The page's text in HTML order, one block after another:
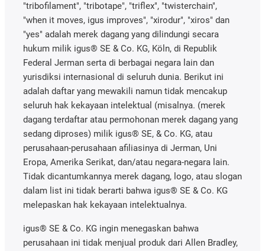
"tribofilament", "tribotape", "triflex", "twisterchain",
"when it moves, igus improves", "xirodur", "xiros" dan
"yes" adalah merek dagang yang dilindungi secara
hukum milik igus® SE & Co. KG, Köln, di Republik
Federal Jerman serta di berbagai negara lain dan
yurisdiksi internasional di seluruh dunia. Berikut ini
adalah daftar yang mewakili namun tidak mencakup
seluruh hak kekayaan intelektual (misalnya. (merek
dagang terdaftar atau permohonan merek dagang yang
sedang diproses) milik igus® SE, & Co. KG, atau
perusahaan-perusahaan afiliasinya di Jerman, Uni
Eropa, Amerika Serikat, dan/atau negara-negara lain.
Tidak dicantumkannya merek dagang, logo, atau slogan
dalam list ini tidak berarti bahwa igus® SE & Co. KG
melepaskan hak kekayaan intelektualnya.
igus® SE & Co. KG ingin menegaskan bahwa
perusahaan ini tidak menjual produk dari Allen Bradley,